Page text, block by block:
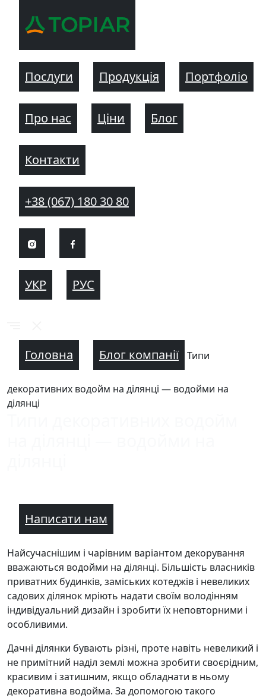
Послуги Продукція Портфоліо
Про нас Ціни Блог
Контакти
+38 (067) 180 30 80
УКР РУС
Головна Блог компанії Типи
декоративних водойм на ділянці — водойми на
ділянці
Написати нам
Найсучаснішим і чарівним варіантом декорування
вважаються водойми на ділянці. Більшість власників
приватних будинків, заміських котеджів і невеликих
садових ділянок мріють надати своїм володінням
індивідуальний дизайн і зробити їх неповторними і
особливими.
Дачні ділянки бувають різні, проте навіть невеликий і
не примітний наділ землі можна зробити своєрідним,
красивим і затишним, якщо обладнати в ньому
декоративна водойма. За допомогою такого